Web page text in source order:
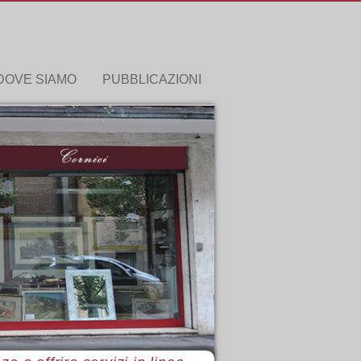
SIAMO PUBBLICAZIONI